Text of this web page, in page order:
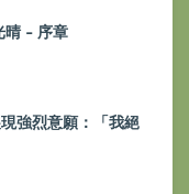
晴 - 序章
強烈意願：「我絕